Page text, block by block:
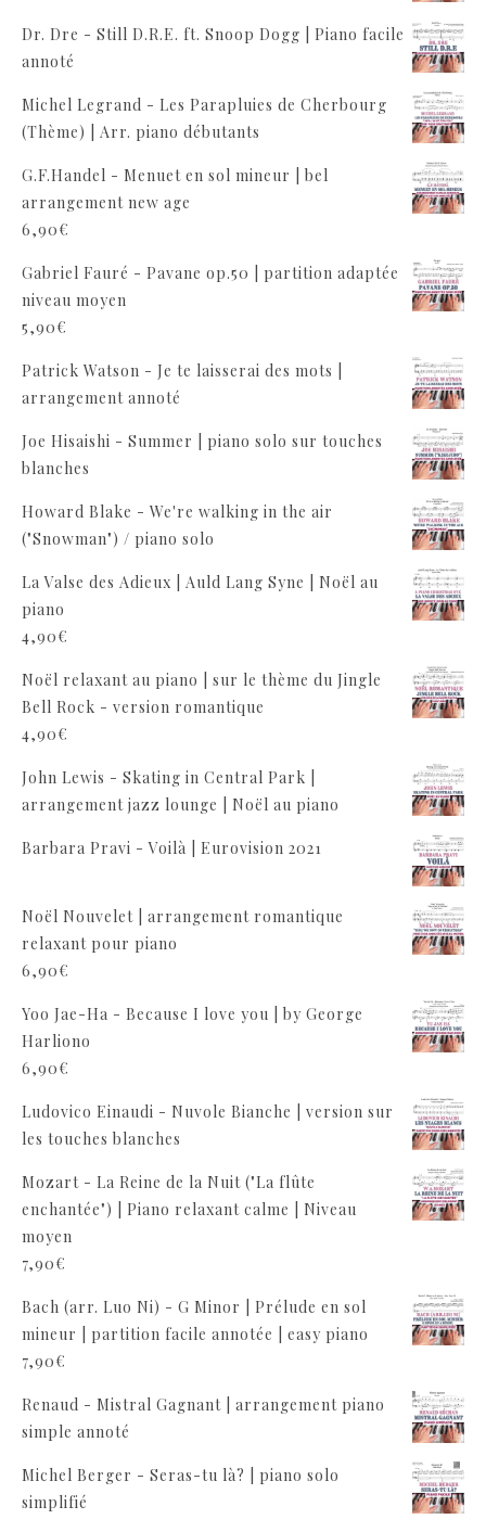
Dr. Dre - Still D.R.E. ft. Snoop Dogg | Piano facile
annoté
Michel Legrand - Les Parapluies de Cherbourg
(Thème) | Arr. piano débutants
G.F.Handel - Menuet en sol mineur | bel
arrangement new age
6,90€
Gabriel Fauré - Pavane op.50 | partition adaptée
niveau moyen
5,90€
Patrick Watson - Je te laisserai des mots |
arrangement annoté
Joe Hisaishi - Summer | piano solo sur touches
blanches
Howard Blake - We're walking in the air
("Snowman") / piano solo
La Valse des Adieux | Auld Lang Syne | Noël au
piano
4,90€
Noël relaxant au piano | sur le thème du Jingle
Bell Rock - version romantique
4,90€
John Lewis - Skating in Central Park |
arrangement jazz lounge | Noël au piano
Barbara Pravi - Voilà | Eurovision 2021
Noël Nouvelet | arrangement romantique
relaxant pour piano
6,90€
Yoo Jae-Ha - Because I love you | by George
Harliono
6,90€
Ludovico Einaudi - Nuvole Bianche | version sur
les touches blanches
Mozart - La Reine de la Nuit ("La flûte
enchantée") | Piano relaxant calme | Niveau
moyen
7,90€
Bach (arr. Luo Ni) - G Minor | Prélude en sol
mineur | partition facile annotée | easy piano
7,90€
Renaud - Mistral Gagnant | arrangement piano
simple annoté
Michel Berger - Seras-tu là? | piano solo
simplifié